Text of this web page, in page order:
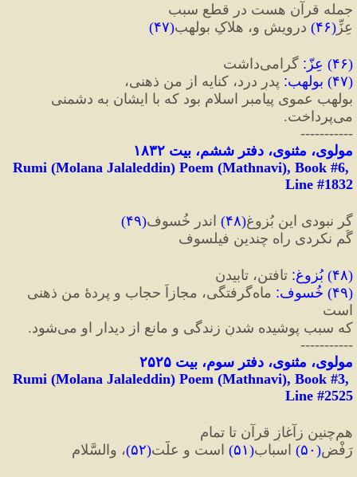
جمله قرآن هست در قطعِ سبب
عِزِّ(۴۶) درویش و، هلاکِ بولهب(۴۷)
(۴۶) عِزّ : گرامی‌داشت
(۴۷) بولهب: پدرِ درد، کنایه از من ذهنی،
می‌پرداخت.
-----------
مولوی، مثنوی، دفتر ششم، بیت ۱۸۳۲
Rumi (Molana Jalaleddin) Poem (Mathnavi), Book #6,
Line #1832
گر نبودی این بُزوغ(۴۸) اندر خُسوف(۴۹)
گُم نکردی راه چندین فیلسوف
(۴۸) بُزوغ: تافتن، تابیدن
(۴۹) خُسوف:
است
که سبب پوشیده شدنِ زندگی و مانع از دیدار او می‌شود.
-----------
مولوی، مثنوی، دفتر سوم، بیت ۲۵۲۵
Rumi (Molana Jalaleddin) Poem (Mathnavi), Book #3,
Line #2525
هم‌چنین زآغازِ قرآن تا تمام
رَفْضِ( ۵۰) اسباب(۵۱) است و علّت(۵۲)، والسَّلام